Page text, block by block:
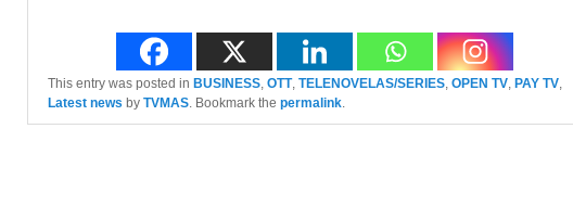
This entry was posted in BUSINESS OTT, TELENOVELAS/SERIES OPEN TV PAY TV
Latest news by TVMAS . Bookmark the permalink